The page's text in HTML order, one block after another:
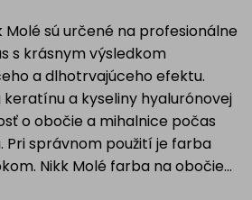
Molé sú určené na profesionálne
s krásnym výsledkom
a dlhotrvajúceho efektu.
a kyseliny hyalurónovej
o obočie a mihalnice počas
správnom použití je farba
Nikk Molé farba na obočie...